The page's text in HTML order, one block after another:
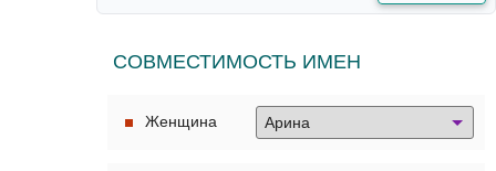
СОВМЕСТИМОСТЬ ИМЕН
Женщина